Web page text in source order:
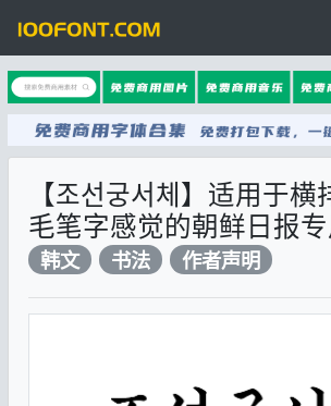
【조선궁서체】适用于
毛笔字感觉的朝鲜日报
韩文 书法 作者声明